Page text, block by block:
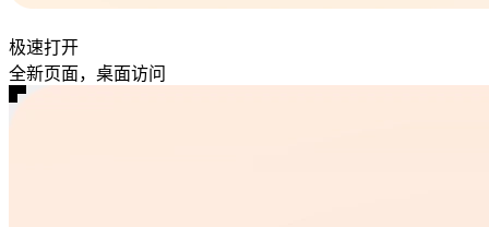
极速打开
全新页面，桌面访问